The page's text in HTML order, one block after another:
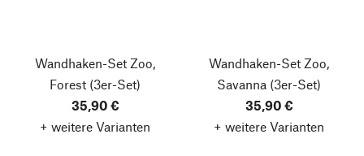
Wandhaken-Set Zoo,
Forest (3er-Set)
35,90 €
+ weitere Varianten
Wandhaken-Set Zoo,
Savanna (3er-Set)
35,90 €
+ weitere Varianten